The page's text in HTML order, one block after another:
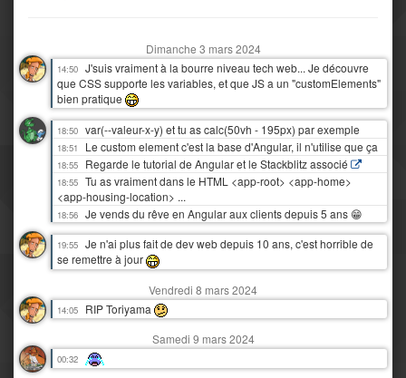
Dimanche 3 mars 2024
14:50 J'suis vraiment à la bourre niveau tech web... Je découvre
que CSS supporte les variables, et que JS a un "customElements"
bien pratique
18:50 var(--valeur-x-y) et tu as calc(50vh - 195px) par exemple
18:51 Le custom element c'est la base d'Angular, il n'utilise que ça
18:55 Regarde le tutorial de Angular et le Stackblitz associé
18:55 Tu as vraiment dans le HTML <app-root> <app-home>
<app-housing-location> ...
18:56 Je vends du rêve en Angular aux clients depuis 5 ans 😁
19:55 Je n'ai plus fait de dev web depuis 10 ans, c'est horrible de
se remettre à jour
Vendredi 8 mars 2024
14:05
RIP Toriyama
Samedi 9 mars 2024
00:32